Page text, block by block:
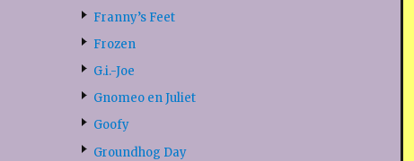
Franny’s Feet
Frozen
G.i.-Joe
Gnomeo en Juliet
Goofy
Groundhog Day